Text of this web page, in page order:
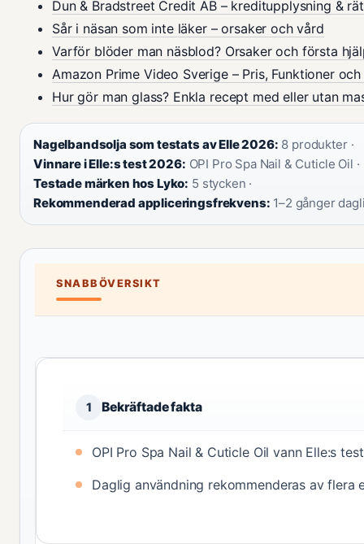
Dun & Bradstreet Credit AB – kreditupplysning &
Sår i näsan som inte läker – orsaker och vård
Varför blöder man näsblod? Orsaker och första
Amazon Prime Video Sverige – Pris, Funktioner
Hur gör man glass? Enkla recept med eller utan
Nagelbandsolja som testats av Elle 2026: 8 produkter ·
Vinnare i Elle:s test 2026: OPI Pro Spa Nail & Cuticle Oil ·
Testade märken hos Lyko: 5 stycken ·
Rekommenderad appliceringsfrekvens: 1–2 gånger
SNABBÖVERSIKT
1 Bekräftade fakta
OPI Pro Spa Nail & Cuticle Oil vann Elle:s
Daglig användning rekommenderas av flera